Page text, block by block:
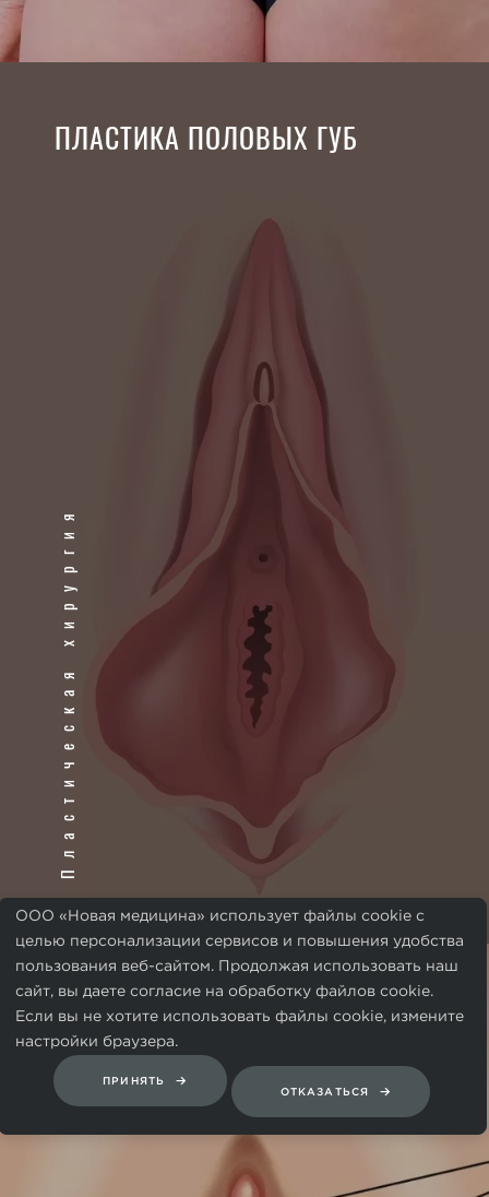
ПЛАСТИКА ПОЛОВЫХ ГУБ
Пластическая хирургия
УДАЛЕНИЕ КАПЮШОНА
КЛИТОРА
ООО «Новая медицина» использует файлы cookie с
целью персонализации сервисов и повышения удобства
пользования веб-сайтом. Продолжая использовать наш
сайт, вы даете согласие на обработку файлов cookie.
Если вы не хотите использовать файлы cookie, измените
настройки браузера.
ПРИНЯТЬ
ОТКАЗАТЬСЯ